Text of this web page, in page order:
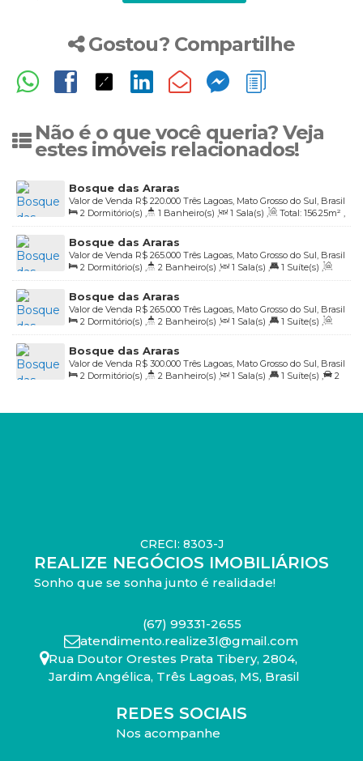
Gostou? Compartilhe
Não é o que você queria? Veja
estes imóveis relacionados!
Bosque das Araras
R$ 220.000
Valor de Venda
Três Lagoas, Mato Grosso do Sul, Brasil
2 Dormitório(s) , 1 Banheiro(s) , 1 Sala(s) , Total: 156.25m² ,
2 Vaga(s) , Útil: 61.64m²
Bosque das Araras
R$ 265.000
Valor de Venda
Três Lagoas, Mato Grosso do Sul, Brasil
2 Dormitório(s) , 2 Banheiro(s) , 1 Sala(s) , 1 Suíte(s) ,
Total: 156.25m² , 2 Vaga(s) , Útil: 65.00m²
Bosque das Araras
R$ 265.000
Valor de Venda
Três Lagoas, Mato Grosso do Sul, Brasil
2 Dormitório(s) , 2 Banheiro(s) , 1 Sala(s) , 1 Suíte(s) ,
Total: 156.25m² , 2 Vaga(s) , Útil: 65.00m²
Bosque das Araras
R$ 300.000
Valor de Venda
Três Lagoas, Mato Grosso do Sul, Brasil
2 Dormitório(s) , 2 Banheiro(s) , 1 Sala(s) , 1 Suíte(s) ,
2
CRECI: 8303-J
REALIZE NEGÓCIOS IMOBILIÁRIOS
Sonho que se sonha junto é realidade!
(67) 99331-2655
atendimento.realize3l@gmail.com
Rua Doutor Orestes Prata Tibery, 2804,
Jardim Angélica, Três Lagoas, MS, Brasil
REDES SOCIAIS
Nos acompanhe